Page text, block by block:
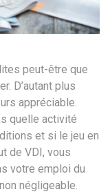
peut-être que
D’autant plus
appréciable.
quelle activité
et si le jeu en
de VDI, vous
votre emploi du
négligeable.